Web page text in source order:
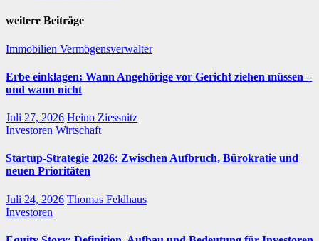
weitere Beiträge
Immobilien Vermögensverwalter
Erbe einklagen: Wann Angehörige vor Gericht ziehen müssen –
und wann nicht
Juli 27, 2026 Heino Ziessnitz
Investoren Wirtschaft
Startup-Strategie 2026: Zwischen Aufbruch, Bürokratie und
neuen Prioritäten
Juli 24, 2026 Thomas Feldhaus
Investoren